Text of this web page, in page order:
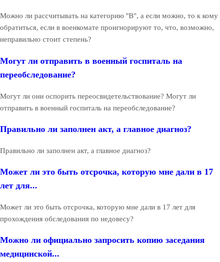
Можно ли рассчитывать на категорию "В", а если можно, то к кому
обратиться, если в военкомате проигнорируют то, что, возможно,
неправильно стоит степень?
Могут ли отправить в военный госпиталь на
переобследование?
Могут ли они оспорить переосвидетельствование? Могут ли
отправить в военный госпиталь на переобследование?
Правильно ли заполнен акт, а главное диагноз?
Правильно ли заполнен акт, а главное диагноз?
Может ли это быть отсрочка, которую мне дали в 17
лет для...
Может ли это быть отсрочка, которую мне дали в 17 лет для
прохождения обследования по недовесу?
Можно ли официально запросить копию заседания
медицинской...